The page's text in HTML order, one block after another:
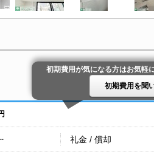
初期費用が気になる方はお気軽
初期費用を聞
礼金 / 償却